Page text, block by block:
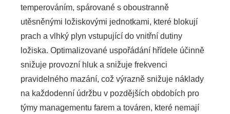
temperováním, spárované s oboustranně
utěsněnými ložiskovými jednotkami, které blokují
prach a vlhký plyn vstupující do vnitřní dutiny
ložiska. Optimalizované uspořádání hřídele účinně
snižuje provozní hluk a snižuje frekvenci
pravidelného mazání, což výrazně snižuje náklady
na každodenní údržbu v pozdějších obdobích pro
týmy managementu farem a továren, které nemají